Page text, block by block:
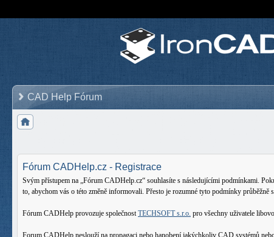
CAD Help Fórum
Fórum CADHelp.cz - Registrace
Svým přístupem na „Fórum CADHelp.cz“ souhlasíte s následujícími podmínkami.
to, abychom vás o této změně informovali. Přesto je rozumné tyto podmínky
Fórum CADHelp provozuje společnostTECHSOFT s.r.o. pro všechny uživatele
Forum CADHelp neslouží na propagaci nebo hanobení jakýchkoliv CAD systémů